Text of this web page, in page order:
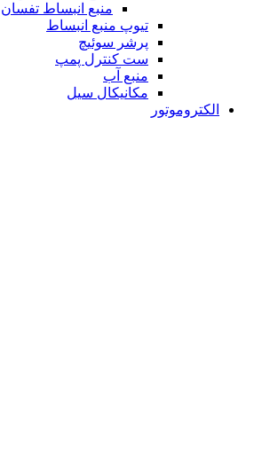
منبع انبساط تفسان
تیوپ منبع انبساط
پرشر سوئیچ
ست کنترل پمپ
منبع آب
مکانیکال سیل
الکتروموتور